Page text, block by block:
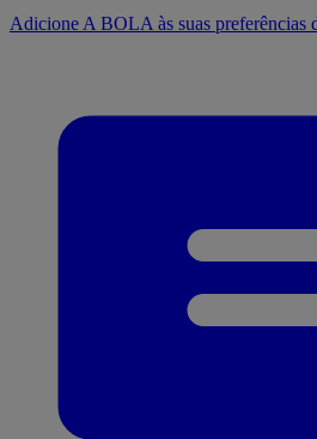
Adicione A BOLA às suas preferências